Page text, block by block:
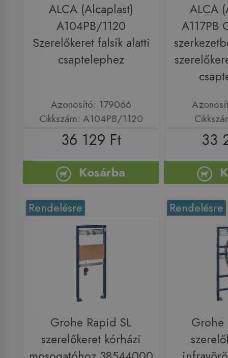
ALCA (Alcaplast)
A104PB/1120
Szerelőkeret falsík alatti
csaptelephez
Azonosító: 179066
Cikkszám: A104PB/1120
36 129 Ft
Kosárba
ALCA
A117PB
33
Rendelésre
Grohe Rapid SL
szerelőkeret kórházi
Rendelésre
Grohe